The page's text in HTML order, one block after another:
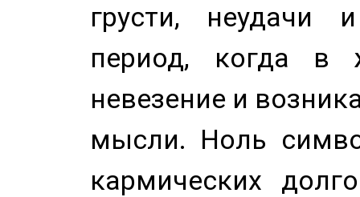
грусти, неудачи
период, когда в
невезение и
мысли. Ноль
кармических